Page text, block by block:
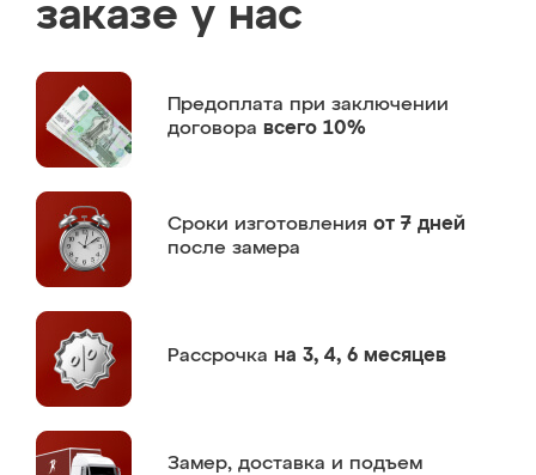
заказе у нас
Предоплата при заключении
договора всего 10%
Сроки изготовления от 7 дней
после замера
Рассрочка на 3, 4, 6 месяцев
Замер, доставка и подъем